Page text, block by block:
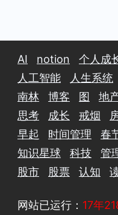
AI notion 个人成
人工智能
人生系统
南林
博客 图 地
思考
成长 戒烟
早起
时间管理 春
知识星球
科技 管
股市
股票 认知
网站已运行： 17年